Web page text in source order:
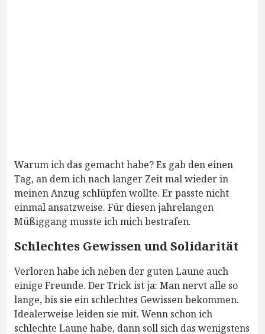
Warum ich das gemacht habe? Es gab den einen
Tag, an dem ich nach langer Zeit mal wieder in
meinen Anzug schlüpfen wollte. Er passte nicht
einmal ansatzweise. Für diesen jahrelangen
Müßiggang musste ich mich bestrafen.
Schlechtes Gewissen und Solidarität
Verloren habe ich neben der guten Laune auch
einige Freunde. Der Trick ist ja: Man nervt alle so
lange, bis sie ein schlechtes Gewissen bekommen.
Idealerweise leiden sie mit. Wenn schon ich
schlechte Laune habe, dann soll sich das wenigstens